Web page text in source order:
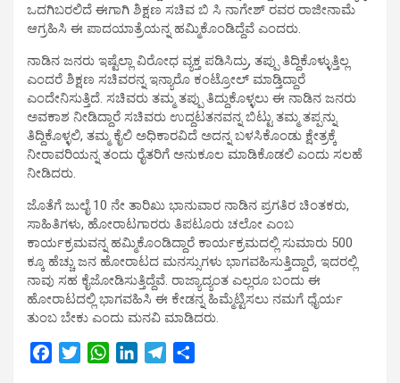
ಒದಗಿಬರಲಿದೆ ಈಗಾಗಿ ಶಿಕ್ಷಣ ಸಚಿವ ಬಿ ಸಿ ನಾಗೇಶ್ ರವರ ರಾಜೀನಾಮೆ
ಆಗ್ರಹಿಸಿ ಈ ಪಾದಯಾತ್ರೆಯನ್ನ ಹಮ್ಮಿಕೊಂಡಿದ್ದೆವೆ ಎಂದರು.
ನಾಡಿನ ಜನರು ಇಷ್ಟೆಲ್ಲಾ ವಿರೋಧ ವ್ಯಕ್ತ ಪಡಿಸಿದ್ರು, ತಪ್ಪು ತಿದ್ದಿಕೊಳ್ಳುತ್ತಿಲ್ಲ
ಎಂದರೆ ಶಿಕ್ಷಣ ಸಚಿವರನ್ನ ಇನ್ಯಾರೊ ಕಂಟ್ರೋಲ್ ಮಾಡ್ತಿದ್ದಾರೆ
ಎಂದೇನಿಸುತ್ತಿದೆ. ಸಚಿವರು ತಮ್ಮ ತಪ್ಪು ತಿದ್ದುಕೊಳ್ಳಲು ಈ ನಾಡಿನ ಜನರು
ಅವಕಾಶ ನೀಡಿದ್ದಾರೆ ಸಚಿವರು ಉದ್ದಟತನವನ್ನ ಬಿಟ್ಟು ತಮ್ಮ ತಪ್ಪನ್ನು
ತಿದ್ದಿಕೊಳ್ಳಲಿ, ತಮ್ಮ ಕೈಲಿ ಅಧಿಕಾರವಿದೆ ಅದನ್ನ ಬಳಸಿಕೊಂಡು ಕ್ಷೇತ್ರಕ್ಕೆ
ನೀರಾವರಿಯನ್ನ ತಂದು ರೈತರಿಗೆ ಅನುಕೂಲ ಮಾಡಿಕೊಡಲಿ ಎಂದು ಸಲಹೆ
ನೀಡಿದರು.
ಜೊತೆಗೆ ಜುಲೈ 10 ನೇ ತಾರಿಖು ಭಾನುವಾರ ನಾಡಿನ ಪ್ರಗತಿರ ಚಿಂತಕರು,
ಸಾಹಿತಿಗಳು, ಹೋರಾಟಗಾರರು ತಿಪಟೂರು ಚಲೋ ಎಂಬ
ಕಾರ್ಯಕ್ರಮವನ್ನ ಹಮ್ಮಿಕೊಂಡಿದ್ದಾರೆ ಕಾರ್ಯಕ್ರಮದಲ್ಲಿ ಸುಮಾರು 500
ಕ್ಕೂ ಹೆಚ್ಚು ಜನ ಹೋರಾಟದ ಮನಸ್ಸುಗಳು ಭಾಗವಹಿಸುತ್ತಿದ್ದಾರೆ, ಇದರಲ್ಲಿ
ನಾವು ಸಹ ಕೈಜೋಡಿಸುತ್ತಿದ್ದೆವೆ. ರಾಜ್ಯಾದ್ಯಂತ ಎಲ್ಲರೂ ಬಂದು ಈ
ಹೋರಾಟದಲ್ಲಿ ಭಾಗವಹಿಸಿ ಈ ಕೇಡನ್ನ ಹಿಮ್ಮೆಟ್ಟಿಸಲು ನಮಗೆ ಧೈರ್ಯ
ತುಂಬ ಬೇಕು ಎಂದು ಮನವಿ ಮಾಡಿದರು.
W